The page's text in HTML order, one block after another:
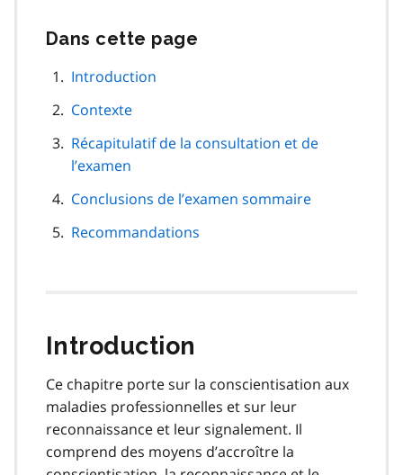
Dans cette page
Introduction
Contexte
Récapitulatif de la consultation et de
l’examen
Conclusions de l’examen sommaire
Recommandations
Introduction
Ce chapitre porte sur la conscientisation aux
maladies professionnelles et sur leur
reconnaissance et leur signalement. Il
comprend des moyens d’accroître la